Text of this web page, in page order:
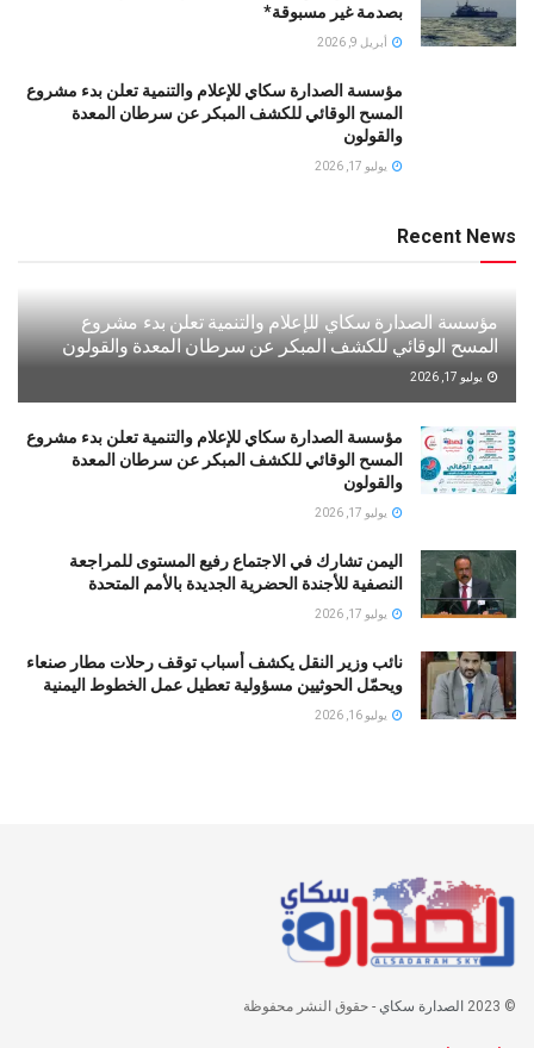
بصدمة غير مسبوقة*
أبريل 9, 2026
مؤسسة الصدارة سكاي للإعلام والتنمية تعلن بدء مشروع
المسح الوقائي للكشف المبكر عن سرطان المعدة
والقولون
يوليو 17, 2026
Recent News
مؤسسة الصدارة سكاي للإعلام والتنمية تعلن بدء مشروع
المسح الوقائي للكشف المبكر عن سرطان المعدة والقولون
يوليو 17, 2026
مؤسسة الصدارة سكاي للإعلام والتنمية تعلن بدء مشروع
المسح الوقائي للكشف المبكر عن سرطان المعدة
والقولون
يوليو 17, 2026
اليمن تشارك في الاجتماع رفيع المستوى للمراجعة
النصفية للأجندة الحضرية الجديدة بالأمم المتحدة
يوليو 17, 2026
نائب وزير النقل يكشف أسباب توقف رحلات مطار صنعاء
ويحمّل الحوثيين مسؤولية تعطيل عمل الخطوط اليمنية
يوليو 16, 2026
© 2023 الصدارة سكاي- حقوق النشر محفوظة